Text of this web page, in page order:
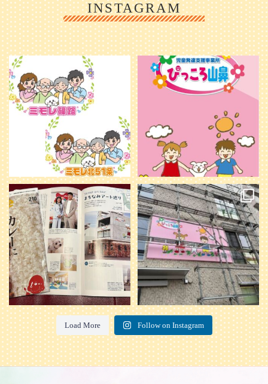
INSTAGRAM
利用者様やご家族の皆さまに、親し
みや温かさが伝わるようなデザイン
を目指し、ミモレのイラストを新し
く作...
20 0
＼ 2026年6月1日 OPEN ／
...
25 0
本日発売のオトンvol.210号に掲載さ
れました！...
28 1
『ぴっころ山鼻』オープンに向けて
準備が着々と進んでいます。
皆さんお楽しみに〜
...
26 0
Load More Follow on Instagram